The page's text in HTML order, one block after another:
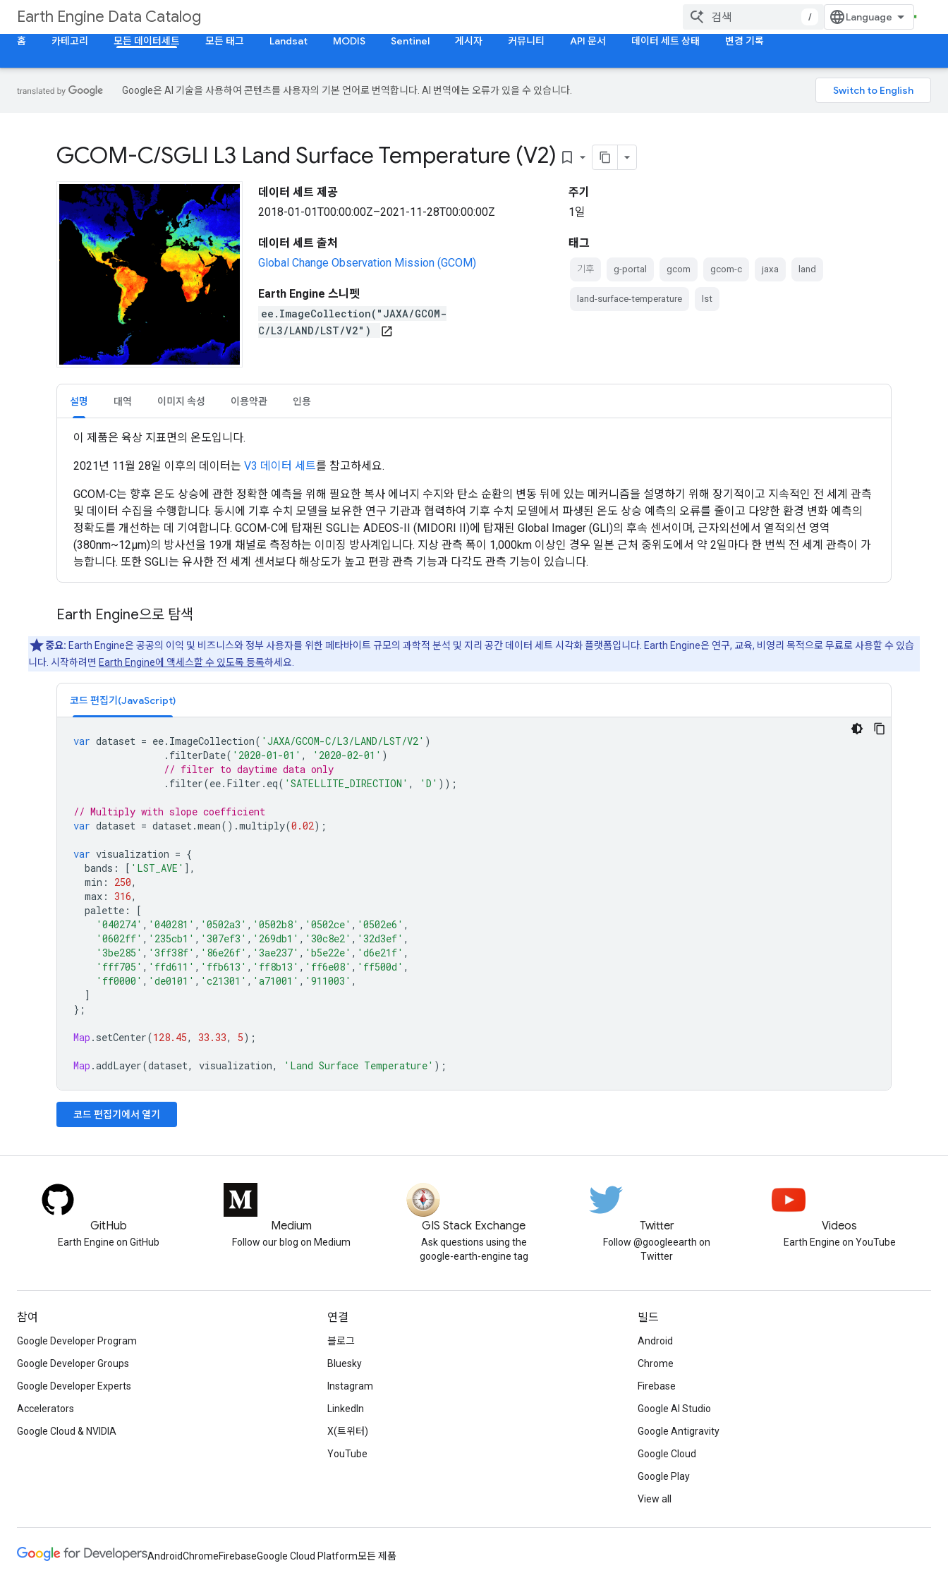
Earth Engine Data Catalog
/
홈
카테고리 모든 데이터세트 모든 태그 Landsat MODIS Sentinel 게시자 커뮤니티 API 문서 데이터 세트 상태 변경 기록
Google은 AI 기술을 사용하여 콘텐츠를 사용자의 기본 언어로 번역합니다. AI 번역에는 오류가 있을 수 있습니다.
GCOM-C/SGLI L3 Land Surface Temperature (V2) bookmark_border
데이터 세트 제공
2018-01-01T00:00:00Z–2021-11-28T00:00:00Z
데이터 세트 출처
Global Change Observation Mission (GCOM)
Earth Engine 스니펫
ee.ImageCollection("JAXA/GCOM-
C/L3/LAND/LST/V2")
open_in_new
주기
1일
태그
기후 g-portal gcom gcom-c jaxa land
land-surface-temperature lst
설명 대역 이미지 속성 이용약관 인용
이 제품은 육상 지표면의 온도입니다.
2021년 11월 28일 이후의 데이터는 V3 데이터 세트를 참고하세요.
GCOM-C는 향후 온도 상승에 관한 정확한 예측을 위해 필요한 복사 에너지 수지와 탄소 순환의 변동 뒤에 있는 메커니즘을 설명하기 위해 장기적이고 지속적인 전 세계 관측
및 데이터 수집을 수행합니다. 동시에 기후 수치 모델을 보유한 연구 기관과 협력하여 기후 수치 모델에서 파생된 온도 상승 예측의 오류를 줄이고 다양한 환경 변화 예측의
정확도를 개선하는 데 기여합니다. GCOM-C에 탑재된 SGLI는 ADEOS-II (MIDORI II)에 탑재된 Global Imager (GLI)의 후속 센서이며, 근자외선에서 열적외선 영역
(380nm~12μm)의 방사선을 19개 채널로 측정하는 이미징 방사계입니다. 지상 관측 폭이 1,000km 이상인 경우 일본 근처 중위도에서 약 2일마다 한 번씩 전 세계 관측이 가
능합니다. 또한 SGLI는 유사한 전 세계 센서보다 해상도가 높고 편광 관측 기능과 다각도 관측 기능이 있습니다.
Earth Engine으로 탐색
중요: Earth Engine은 공공의 이익 및 비즈니스와 정부 사용자를 위한 페타바이트 규모의 과학적 분석 및 지리 공간 데이터 세트 시각화 플랫폼입니다. Earth Engine은 연구, 교육, 비영리 목적으로 무료로 사용할 수 있습
니다. 시작하려면 Earth Engine에 액세스할 수 있도록 등록하세요.
코드 편집기(JavaScript)
var dataset = ee. ImageCollection( 'JAXA/GCOM-C/L3/LAND/LST/V2' )
. filterDate( '2020-01-01' , '2020-02-01' )
// filter to daytime data only
. filter(ee. Filter . eq( 'SATELLITE_DIRECTION' , 'D' ));
// Multiply with slope coefficient
var dataset = dataset.mean().multiply(0.02);
var visualization = {
bands : [ 'LST_AVE' ],
min : 250,
max : 316,
palette :
[
'040274' , '040281' , '0502a3' , '0502b8' , '0502ce' , '0502e6' ,
'0602ff' , '235cb1' , '307ef3' , '269db1' , '30c8e2' , '32d3ef' ,
'3be285' , '3ff38f' , '86e26f' , '3ae237' , 'b5e22e' , 'd6e21f' ,
'fff705' , 'ffd611' , 'ffb613' , 'ff8b13' , 'ff6e08' , 'ff500d' ,
'ff0000' , 'de0101' , 'c21301' , 'a71001' , '911003' ,
]
};
Map . setCenter(128.45, 33.33, 5);
Map .addLayer(dataset, visualization, 'Land Surface Temperature' );
코드 편집기에서 열기
GitHub
Earth Engine on GitHub
Medium
Follow our blog on Medium
GIS Stack Exchange
Ask questions using the
google-earth-engine tag
Twitter
Follow @googleearth on
Twitter
Videos
Earth Engine on YouTube
참여
Google Developer Program
Google Developer Groups
Google Developer Experts
Accelerators
Google Cloud & NVIDIA
연결
블로그
Bluesky
Instagram
LinkedIn
X(트위터)
YouTube
빌드
Android
Chrome
Firebase
Google AI Studio
Google Antigravity
Google Cloud
Google Play
View all
AndroidChromeFirebaseGoogle Cloud Platform모든 제품